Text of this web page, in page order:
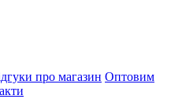
про магазин Оптовим